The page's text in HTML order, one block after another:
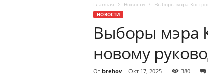
Главная Новости Выборы мэра
НОВОСТИ
Выборы мэра
новому
От brehov- Окт 17, 2025 380